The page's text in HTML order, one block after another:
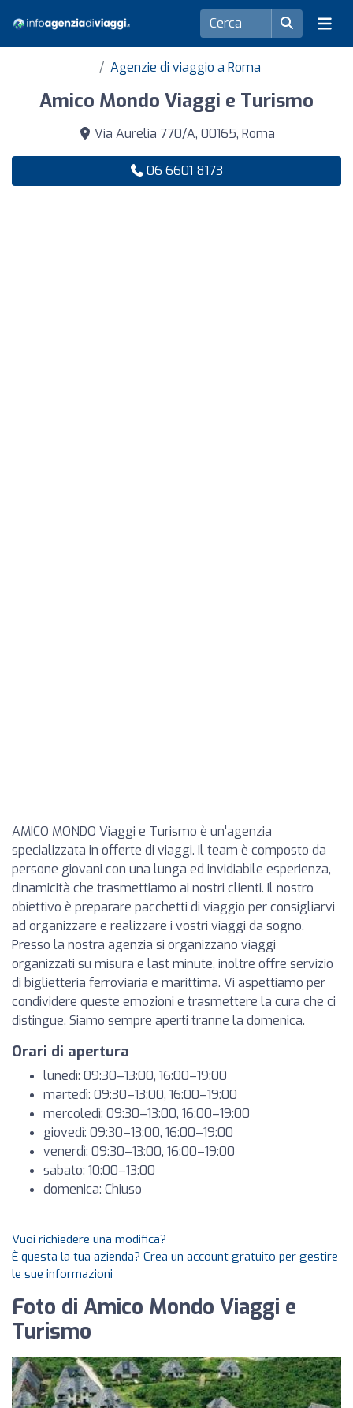
Agenzie di viaggio a Roma
Amico Mondo Viaggi e Turismo
Via Aurelia 770/A, 00165, Roma
06 6601 8173
AMICO MONDO Viaggi e Turismo è un'agenzia
specializzata in offerte di viaggi. Il team è composto da
persone giovani con una lunga ed invidiabile esperienza,
dinamicità che trasmettiamo ai nostri clienti. Il nostro
obiettivo è preparare pacchetti di viaggio per consigliarvi
ad organizzare e realizzare i vostri viaggi da sogno.
Presso la nostra agenzia si organizzano viaggi
organizzati su misura e last minute, inoltre offre servizio
di biglietteria ferroviaria e marittima. Vi aspettiamo per
condividere queste emozioni e trasmettere la cura che ci
distingue. Siamo sempre aperti tranne la domenica.
Orari di apertura
lunedì: 09:30–13:00, 16:00–19:00
martedì: 09:30–13:00, 16:00–19:00
mercoledì: 09:30–13:00, 16:00–19:00
giovedì: 09:30–13:00, 16:00–19:00
venerdì: 09:30–13:00, 16:00–19:00
sabato: 10:00–13:00
domenica: Chiuso
Vuoi richiedere una modifica?
È questa la tua azienda? Crea un account gratuito per gestire
le sue informazioni
Foto di Amico Mondo Viaggi e
Turismo